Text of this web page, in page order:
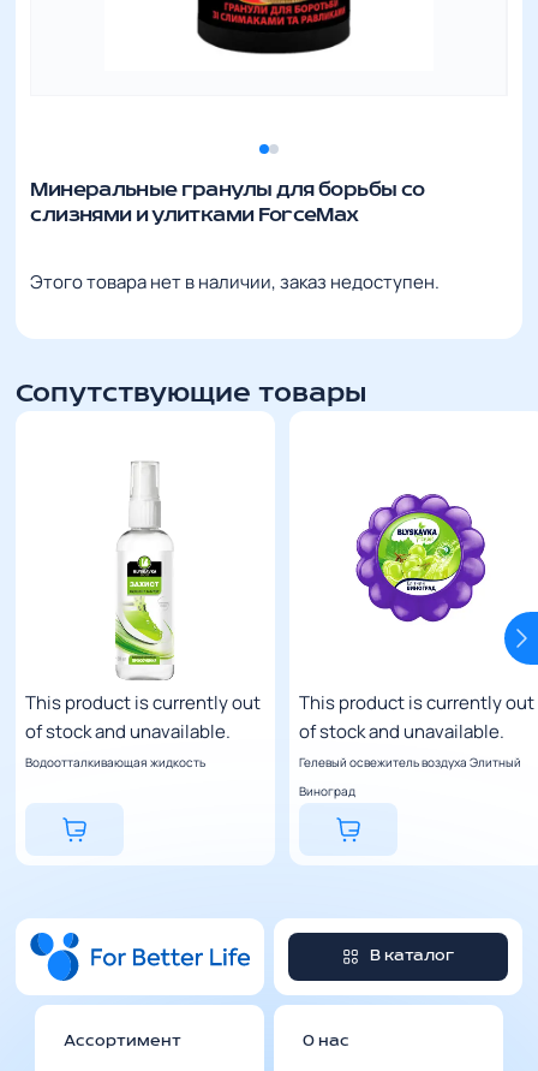
Минеральные гранулы для борьбы со
слизнями и улитками ForceMax
Этого товара нет в наличии, заказ недоступен.
Сопутствующие товары
This product is currently out
of stock and unavailable.
Водоотталкивающая жидкость
This product is currently out
of stock and unavailable.
Гелевый освежитель воздуха Элитный
Виноград
В каталог
Ассортимент
О нас